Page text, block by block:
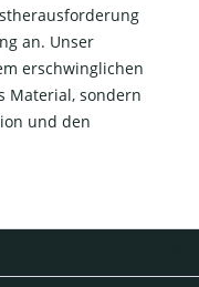
an. Unser
erschwinglichen
Material, sondern
und den